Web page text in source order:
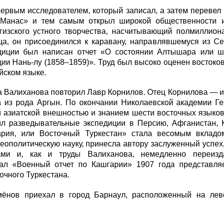
исследователем, который записал, а затем перевел
и тем самым открыл широкой общественности
устного творчества, насчитывающий
он присоединился к каравану, направлявшемуся из
был написан отчет «О состоянии Алтышара или
Нань-лу (1858–1859)». Труд был высоко оценен
языке.
Валиханова повторил Лавр Корнилов. Отец Корнилова —
рода Аргын. По окончании Николаевской академии
азиатской внешностью и знанием шести восточных
разведывательные экспедиции в Персию, Афганистан,
или Восточный Туркестан» стала весомым
науку, принесла автору заслуженный
и, как и труды Валиханова, немедленно
«Военный отчет по Кашгарии» 1907 года
Туркестана.
приехал в город Барнаул, расположенный на